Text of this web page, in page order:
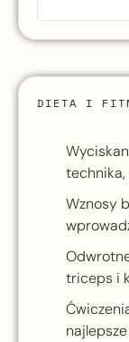
DIETA I
technika,
Wznosy
triceps i